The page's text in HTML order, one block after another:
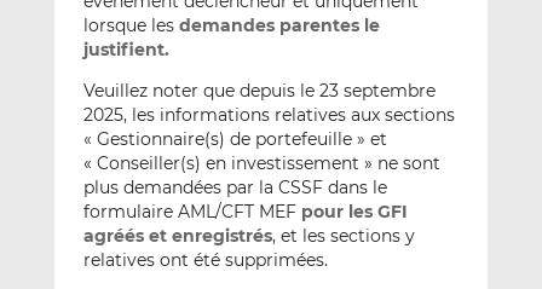
lorsque les demandes parentes le
justifient.
Veuillez noter que depuis le 23 septembre
2025, les informations relatives aux sections
« Gestionnaire(s) de portefeuille » et
« Conseiller(s) en investissement » ne sont
plus demandées par la CSSF dans le
formulaire AML/CFT MEF pour les GFI
agréés et enregistrés, et les sections y
relatives ont été supprimées.